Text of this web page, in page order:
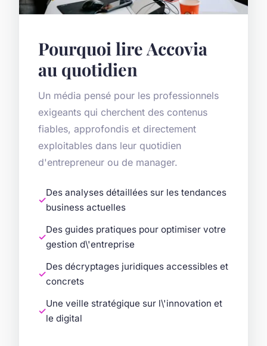
Pourquoi lire Accovia
au quotidien
Un média pensé pour les professionnels
exigeants qui cherchent des contenus
fiables, approfondis et directement
exploitables dans leur quotidien
d'entrepreneur ou de manager.
Des analyses détaillées sur les tendances
business actuelles
Des guides pratiques pour optimiser votre
gestion d\'entreprise
Des décryptages juridiques accessibles et
concrets
Une veille stratégique sur l\'innovation et
le digital